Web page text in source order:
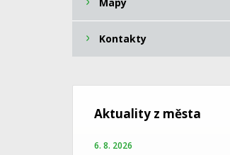
Kontakty
Aktuality z města
6. 8. 2026